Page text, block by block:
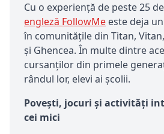
Cu o experiență de peste 25
engleză FollowMe este deja
în comunitățile din Titan,
și Ghencea. În multe dintre
cursanților din primele
rândul lor, elevi ai școlii.
Povești, jocuri și activități
cei mici